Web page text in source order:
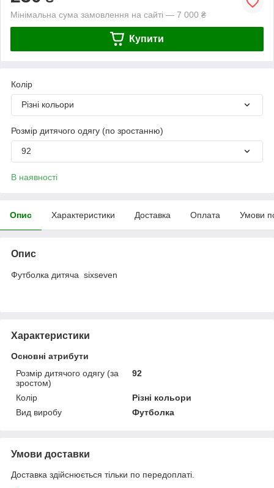
Мінімальна сума замовлення на сайті — 7 000 ₴
Купити
Колір
Різні кольори
Розмір дитячого одягу (по зростанню)
92
В наявності
Опис Характеристики Доставка Оплата Умови
Опис
Футболка дитяча sixseven
Характеристики
Основні атрибути
Розмір дитячого одягу (за
зростом)
92
Колір
Різні кольори
Вид виробу
Футболка
Умови доставки
Доставка здійснюється тільки по передоплаті.